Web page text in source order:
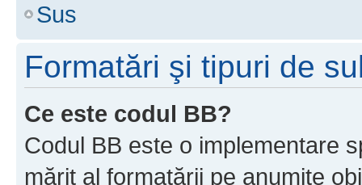
Sus
Formatări şi tipuri de
Ce este codul BB?
Codul BB este o implementare
mărit al formatării pe anumite